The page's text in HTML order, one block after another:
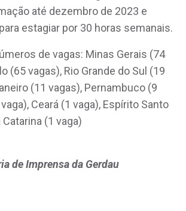
até dezembro de 2023 e
estagiar por 30 horas semanais.
de vagas: Minas Gerais (74
(65 vagas), Rio Grande do Sul (19
(11 vagas), Pernambuco (9
Ceará (1 vaga), Espírito Santo
(1 vaga)
de Imprensa da Gerdau